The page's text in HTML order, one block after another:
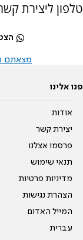
טלפון ליצירת
מצאתם
פנו אלינו
אודות
יצירת קשר
פרסמו אצלנו
תנאי שימוש
מדיניות פרטיות
הצהרת נגישות
המייל האדום
עברית